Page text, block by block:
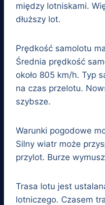
między lotniskami.
dłuższy lot.
Prędkość samolotu
Średnia prędkość
około 805 km/h. Typ
na czas przelotu.
szybsze.
Warunki pogodowe
Silny wiatr może
przylot. Burze
Trasa lotu jest
lotniczego. Czasem